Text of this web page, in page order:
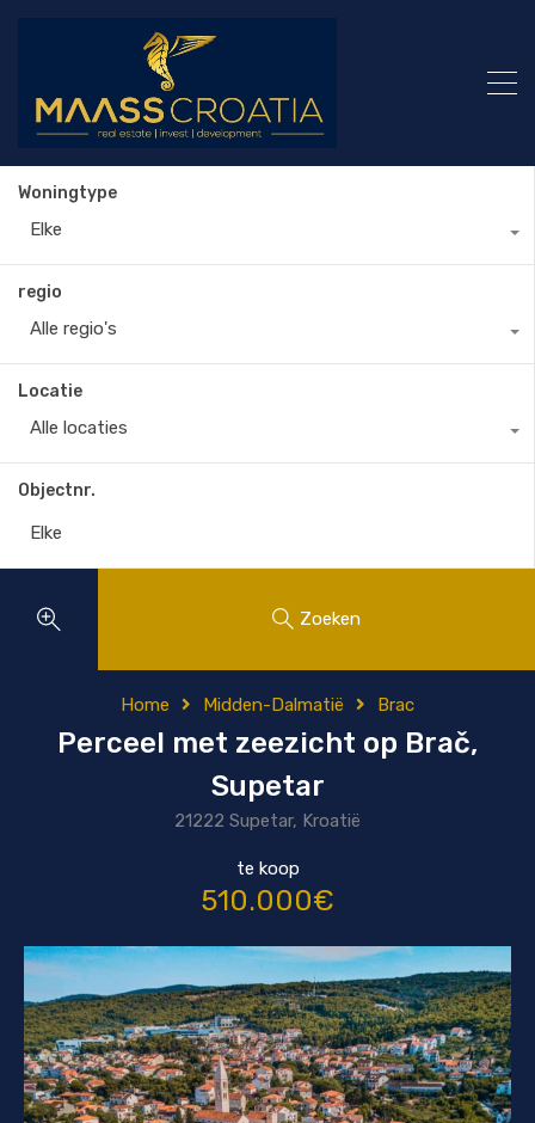
Woningtype
Elke
regio
Alle regio's
Locatie
Alle locaties
Objectnr.
Zoeken
Home Midden-Dalmatië Brac
Perceel met zeezicht op Brač,
Supetar
21222 Supetar, Kroatië
te koop
510.000€